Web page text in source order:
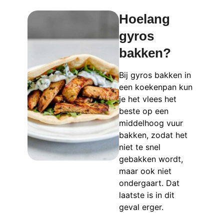
Hoelang
gyros
bakken?
Bij gyros bakken in
een koekenpan kun
je het vlees het
beste op een
middelhoog vuur
bakken, zodat het
niet te snel
gebakken wordt,
maar ook niet
ondergaart. Dat
laatste is in dit
geval erger.